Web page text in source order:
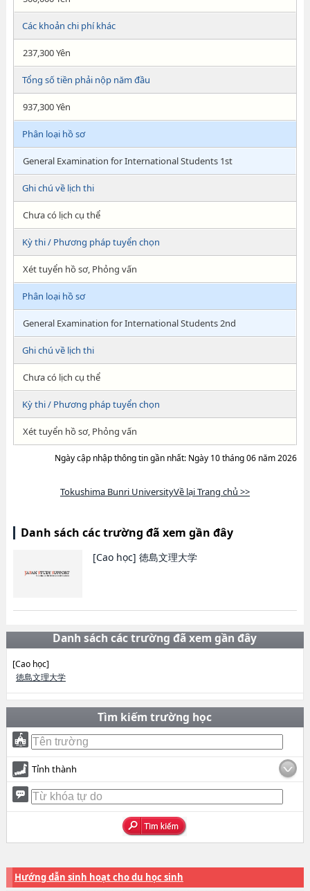
Các khoản chi phí khác
237,300 Yên
Tổng số tiền phải nộp năm đầu
937,300 Yên
Phân loại hồ sơ
General Examination for International Students 1st
Ghi chú về lịch thi
Chưa có lịch cụ thể
Kỳ thi / Phương pháp tuyển chọn
Xét tuyển hồ sơ, Phỏng vấn
Phân loại hồ sơ
General Examination for International Students 2nd
Ghi chú về lịch thi
Chưa có lịch cụ thể
Kỳ thi / Phương pháp tuyển chọn
Xét tuyển hồ sơ, Phỏng vấn
Ngày cập nhập thông tin gần nhất: Ngày 10 tháng 06 năm 2026
Tokushima Bunri UniversityVề lại Trang chủ >>
Danh sách các trường đã xem gần đây
[Cao học] 徳島文理大学
Danh sách các trường đã xem gần đây
[Cao học]
徳島文理大学
Tìm kiếm trường học
Tỉnh thành
Hướng dẫn sinh hoạt cho du học sinh